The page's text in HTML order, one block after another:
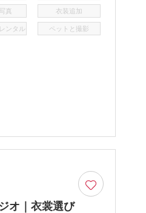
真 衣装追加
ンタル ペットと撮影
オ｜衣裳選び